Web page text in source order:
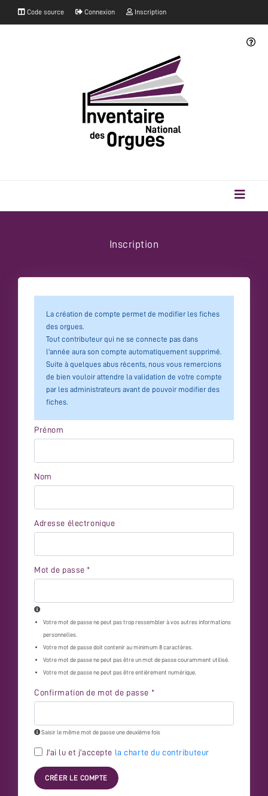
Code source Connexion Inscription
Inscription
La création de compte permet de modifier les fiches
des orgues.
Tout contributeur qui ne se connecte pas dans
l'année aura son compte automatiquement supprimé.
Suite à quelques abus récents, nous vous remercions
de bien vouloir attendre la validation de votre compte
par les administrateurs avant de pouvoir modifier des
fiches.
Prénom
Nom
Adresse électronique
Mot de passe *
Votre mot de passe ne peut pas trop ressembler à vos autres informations
personnelles.
Votre mot de passe doit contenir au minimum 8 caractères.
Votre mot de passe ne peut pas être un mot de passe couramment utilisé.
Votre mot de passe ne peut pas être entièrement numérique.
Confirmation de mot de passe *
Saisir le même mot de passe une deuxième fois
J'ai lu et j'accepte la charte du contributeur
CRÉER LE COMPTE